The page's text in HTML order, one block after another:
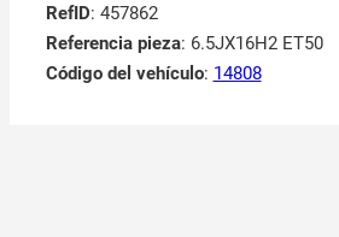
RefID: 457862
Referencia pieza: 6.5JX16H2 ET50
Código del vehículo: 14808